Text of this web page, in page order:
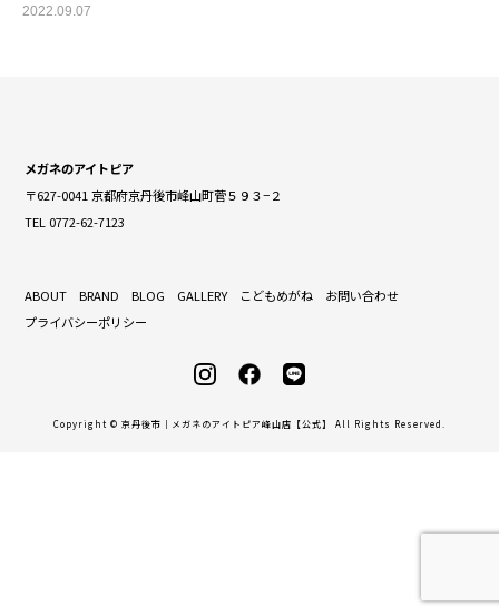
2022.09.07
メガネのアイトピア
〒627-0041 京都府京丹後市峰山町菅５９３−２
TEL 0772-62-7123
ABOUT BRAND BLOG GALLERY こどもめがね
お問い合わせ
プライバシーポリシー
Copyright © 京丹後市｜メガネのアイトピア峰山店【公式】 All Rights Reserved.